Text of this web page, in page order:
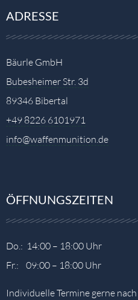
ADRESSE
Bäurle GmbH
Bubesheimer Str. 3d
89346 Bibertal
+49 8226 6101971
info@waffenmunition.de
ÖFFNUNGSZEITEN
Do.: 14:00 – 18:00 Uhr
Fr.: 09:00 – 18:00 Uhr
Individuelle Termine gerne